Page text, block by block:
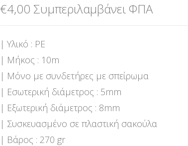
€4,00 Συμπεριλαμβάνει ΦΠΑ
| Υλικό : PE
| Μήκος : 10m
| Μόνο με συνδετήρες με σπείρωμα
| Εσωτερική διάμετρος : 5mm
| Εξωτερική διάμετρος : 8mm
| Συσκευασμένο σε πλαστική σακούλα
| Βάρος : 270 gr